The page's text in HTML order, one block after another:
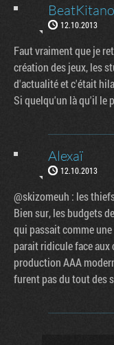
BeatKitano
12.10.2013
Faut vraiment que je
création des jeux, les
d'actualité et c'était
Si quelqu'un là qu'il le
Alexaï
12.10.2013
@skizomeuh : les
Bien sur, les budgets
qui passait comme
parait ridicule face
production AAA
furent pas du tout des